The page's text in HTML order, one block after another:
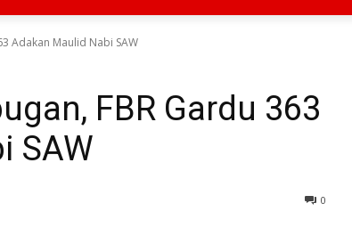
Adakan Maulid Nabi SAW
FBR Gardu 363
SAW
0